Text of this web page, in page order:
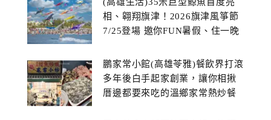
相、翱翔旗津！2026旗津風箏節
7/25登場 邀你FUN暑假、住一晚
鵬家常小館(高雄苓雅)餐飲界打滾
多年後白手起家創業，讓你相揪
厝邊都要來吃的溫鄉家常熱炒餐